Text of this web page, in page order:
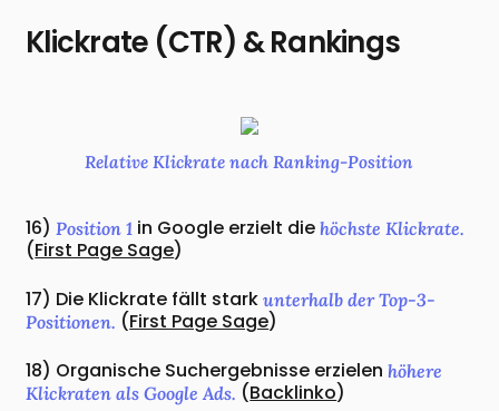
Klickrate (CTR) & Rankings
Relative Klickrate nach Ranking-Position
16)Position 1 in Google erzielt diehöchste Klickrate.
(First Page Sage)
17) Die Klickrate fällt starkunterhalb der Top-3-
Positionen. (First Page Sage)
18) Organische Suchergebnisse erzielenhöhere
Klickraten als Google Ads. (Backlinko)